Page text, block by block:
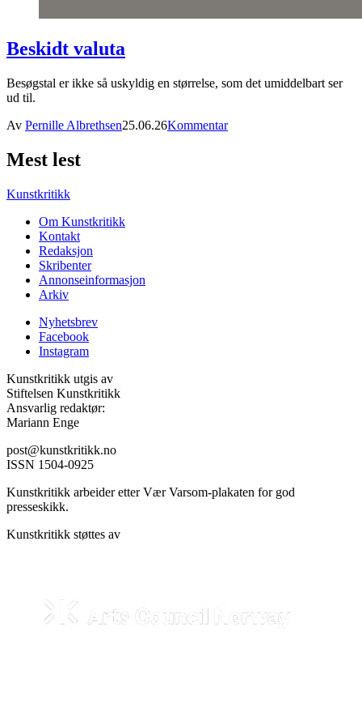
Beskidt valuta
Besøgstal er ikke så uskyldig en størrelse, som det umiddelbart ser
ud til.
Av Pernille Albrethsen25.06.26Kommentar
Mest lest
Kunstkritikk
Om Kunstkritikk
Kontakt
Redaksjon
Skribenter
Annonseinformasjon
Arkiv
Nyhetsbrev
Facebook
Instagram
Kunstkritikk utgis av
Stiftelsen Kunstkritikk
Ansvarlig redaktør:
Mariann Enge
post@kunstkritikk.no
ISSN 1504-0925
Kunstkritikk arbeider etter Vær Varsom-plakaten for god
presseskikk.
Kunstkritikk støttes av